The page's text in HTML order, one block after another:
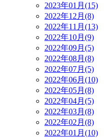
2023年01月(15)
2022年12月(8)
2022年11月(13)
2022年10月(9)
2022年09月(5)
2022年08月(8)
2022年07月(5)
2022年06月(10)
2022年05月(8)
2022年04月(5)
2022年03月(8)
2022年02月(8)
2022年01月(10)